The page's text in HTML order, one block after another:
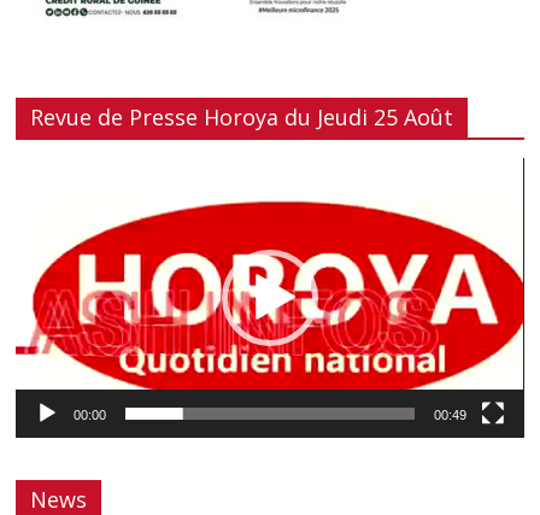
Revue de Presse Horoya du Jeudi 25 Août
00:00 00:49
News